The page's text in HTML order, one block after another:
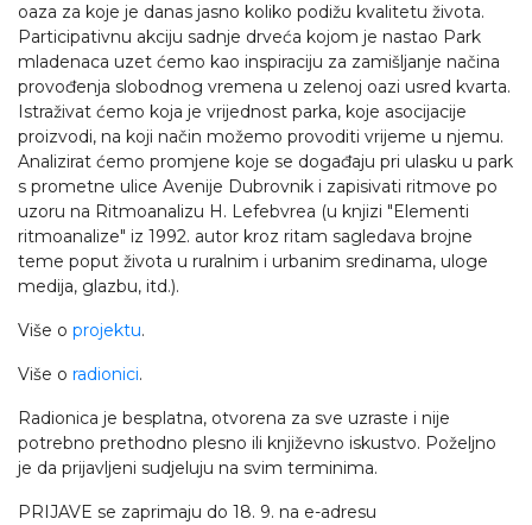
oaza za koje je danas jasno koliko podižu kvalitetu života.
Participativnu akciju sadnje drveća kojom je nastao Park
mladenaca uzet ćemo kao inspiraciju za zamišljanje načina
provođenja slobodnog vremena u zelenoj oazi usred kvarta.
Istraživat ćemo koja je vrijednost parka, koje asocijacije
proizvodi, na koji način možemo provoditi vrijeme u njemu.
Analizirat ćemo promjene koje se događaju pri ulasku u park
s prometne ulice Avenije Dubrovnik i zapisivati ritmove po
uzoru na Ritmoanalizu H. Lefebvrea (u knjizi "Elementi
ritmoanalize" iz 1992. autor kroz ritam sagledava brojne
teme poput života u ruralnim i urbanim sredinama, uloge
medija, glazbu, itd.).
Više o projektu.
Više o radionici.
Radionica je besplatna, otvorena za sve uzraste i nije
potrebno prethodno plesno ili književno iskustvo. Poželjno
je da prijavljeni sudjeluju na svim terminima.
PRIJAVE se zaprimaju do 18. 9. na e-adresu